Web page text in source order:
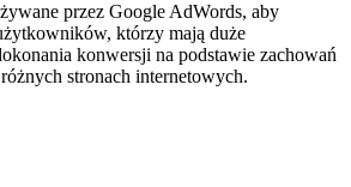
przez Google AdWords, aby
którzy mają duże
konwersji na podstawie zachowań
stronach internetowych.